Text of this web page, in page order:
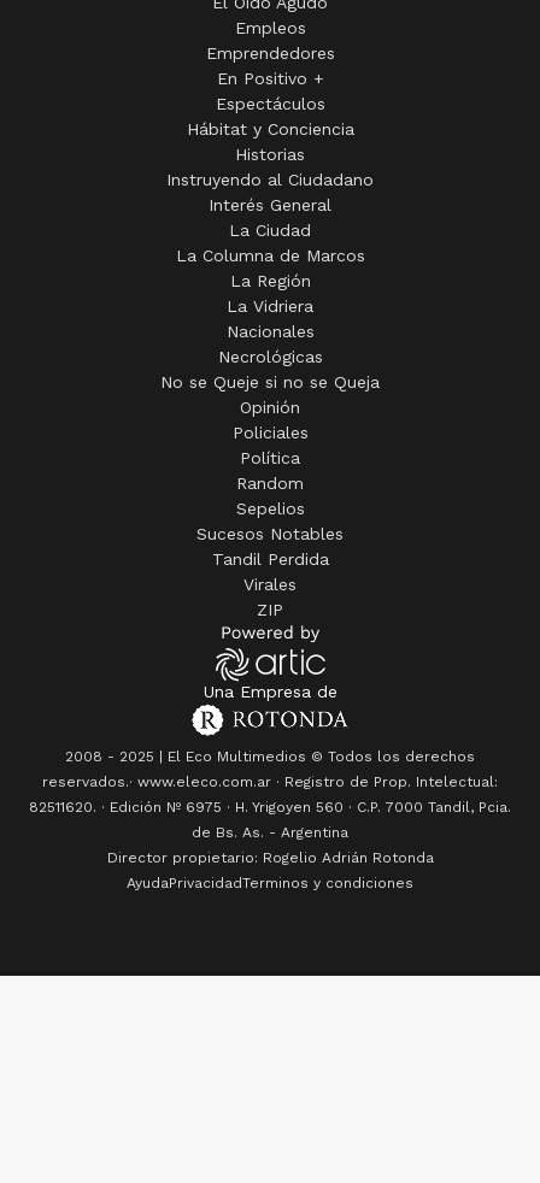
En Positivo +
Espectáculos
Hábitat y Conciencia
Historias
Instruyendo al Ciudadano
Interés General
La Ciudad
La Columna de Marcos
La Región
La Vidriera
Nacionales
Necrológicas
No se Queje si no se Queja
Opinión
Policiales
Política
Random
Sepelios
Sucesos Notables
Tandil Perdida
Virales
ZIP
Una Empresa de
2008 - 2025 | El Eco Multimedios © Todos los derechos
reservados.· www.eleco.com.ar · Registro de Prop. Intelectual:
Director propietario: Rogelio Adrián Rotonda
Terminos y condiciones